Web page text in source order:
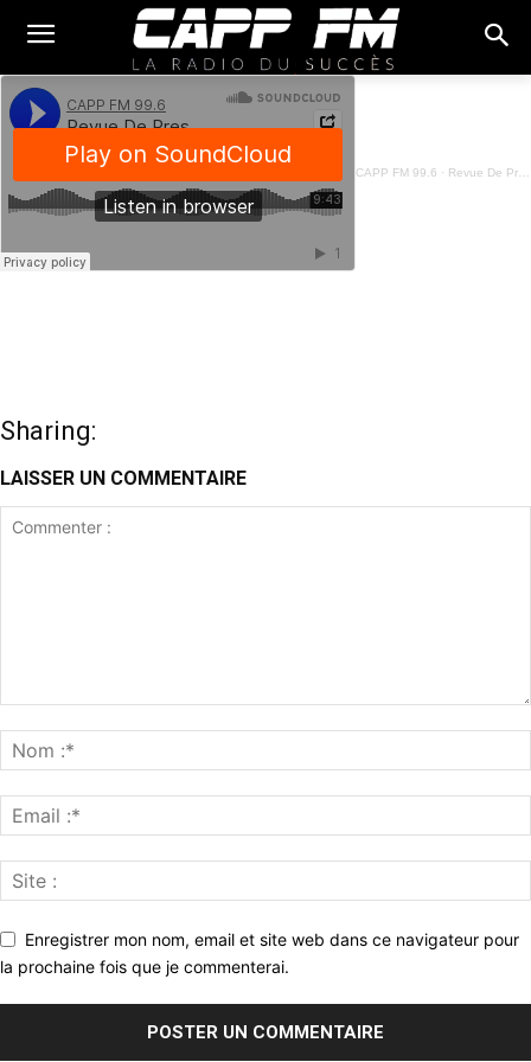
CAPP FM 99.6 · Revue De Presse Français - 07 Mai 2025
Sharing:
LAISSER UN COMMENTAIRE
Enregistrer mon nom, email et site web dans ce navigateur pour
la prochaine fois que je commenterai.